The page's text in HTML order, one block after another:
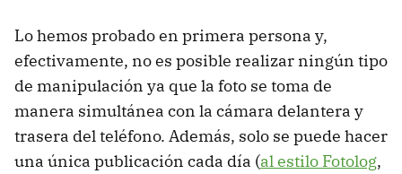
Lo hemos probado en primera persona y,
efectivamente, no es posible realizar ningún tipo
de manipulación ya que la foto se toma de
manera simultánea con la cámara delantera y
trasera del teléfono. Además, solo se puede hacer
una única publicación cada día (al estilo Fotolog,